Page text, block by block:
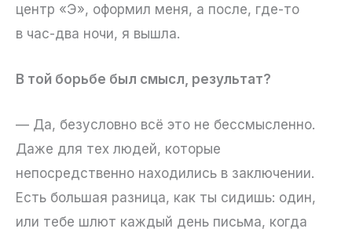
центр «Э», оформил меня, а после, где-то
в час-два ночи, я вышла.
В той борьбе был смысл, результат?
— Да, безусловно всё это не бессмысленно.
Даже для тех людей, которые
непосредственно находились в заключении.
Есть большая разница, как ты сидишь: один,
или тебе шлют каждый день письма, когда